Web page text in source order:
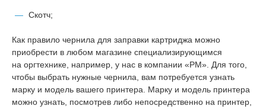
Скотч;
Как правило чернила для заправки картриджа можно
приобрести в любом магазине специализирующимся
на оргтехнике, например, у нас в компании «РМ». Для того,
чтобы выбрать нужные чернила, вам потребуется узнать
марку и модель вашего принтера. Марку и модель принтера
можно узнать, посмотрев либо непосредственно на принтер,